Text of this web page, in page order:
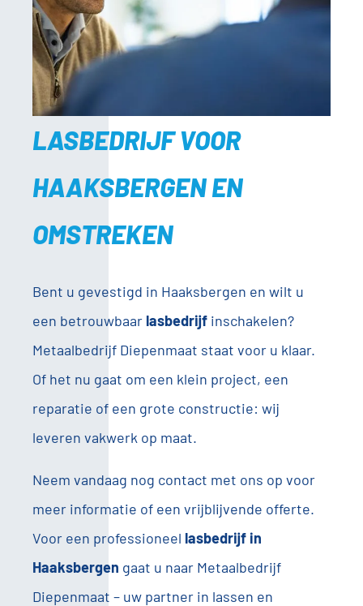
LASBEDRIJF VOOR
HAAKSBERGEN EN
OMSTREKEN
Bent u gevestigd in Haaksbergen en wilt u
een betrouwbaar lasbedrijf inschakelen?
Metaalbedrijf Diepenmaat staat voor u klaar.
Of het nu gaat om een klein project, een
reparatie of een grote constructie: wij
leveren vakwerk op maat.
Neem vandaag nog contact met ons op voor
meer informatie of een vrijblijvende offerte.
Voor een professioneel lasbedrijf in
Haaksbergen gaat u naar Metaalbedrijf
Diepenmaat – uw partner in lassen en